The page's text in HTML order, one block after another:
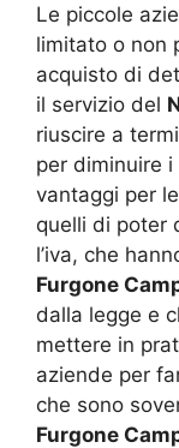
Le piccole
limitato o non
acquisto di
il servizio del
riuscire a
per diminuire
vantaggi per
quelli di poter
l’iva, che
Furgone
dalla legge e
mettere in
aziende per
che sono
Furgone